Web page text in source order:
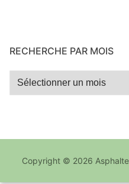
RECHERCHE PAR MOIS
Recherche
Copyright © 2026